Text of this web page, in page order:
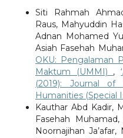
Siti Rahmah
Raus, Mahyuddin
Adnan Mohamed
Asiah Fasehah
OKU: Pengalaman
Maktum (UMMI) ,
(2019): Journal of
Humanities (Special
Kauthar Abd Kadir,
Fasehah
Noornajihan